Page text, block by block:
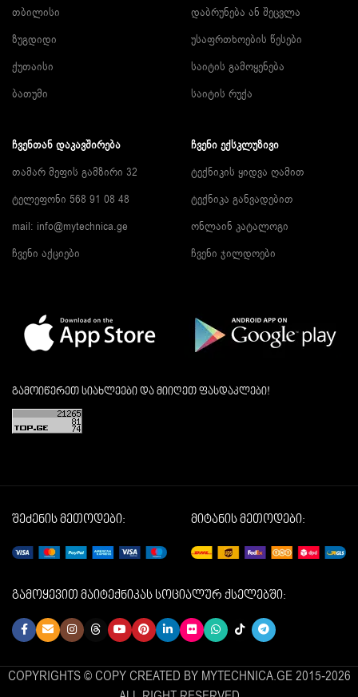
თბილისი
ზუგდიდი
ქუთაისი
ბათუმი
დაბრუნება ან შეცვლა
უსაფრთხოების წესები
საიტის გამოყენება
საიტის რუქა
ᲩᲕᲔᲜᲗᲐᲜ ᲓᲐᲙᲐᲕᲨᲘᲠᲔᲑᲐ
თამარ მეფის გამზირი 32
ტელეფონი 568 91 08 48
mail: info@mytechnica.ge
ჩვენი აქციები
ᲩᲕᲔᲜᲘ ᲔᲥᲡᲙᲚᲣᲖᲘᲕᲘ
ტექნიკის ყიდვა ღამით
ტექნიკა განვადებით
ონლაინ კატალოგი
ჩვენი ჯილდოები
გამოიწერეთ სიახლეები და მიიღეთ ფასდაკლები!
შეძენის მეთოდები: მიტანის მეთოდები:
გამოყევით მაიტექნიკას სოციალურ ქსელებში:
COPYRIGHTS © COPY CREATED BY MYTECHNICA.GE 2015-2026